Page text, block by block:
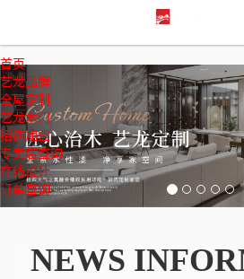
首页
艺龙品牌
全屋定制
艺龙木门
招商加盟
专卖店查询
在线设计
订单查询
Previous
NEWS